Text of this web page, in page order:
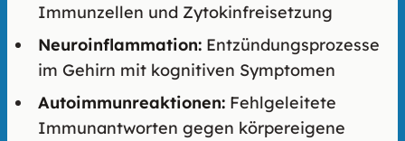
Immunzellen und Zytokinfreisetzung
Neuroinflammation: Entzündungsprozesse
im Gehirn mit kognitiven Symptomen
Autoimmunreaktionen: Fehlgeleitete
Immunantworten gegen körpereigene